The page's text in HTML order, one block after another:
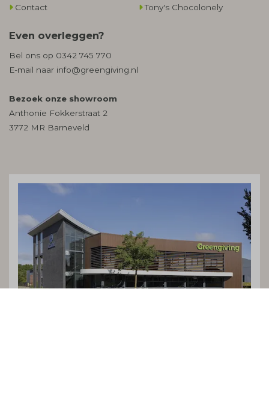
Contact
Tony's Chocolonely
Even overleggen?
Bel ons op 0342 745 770
E-mail naar info@greengiving.nl
Bezoek onze showroom
Anthonie Fokkerstraat 2
3772 MR Barneveld